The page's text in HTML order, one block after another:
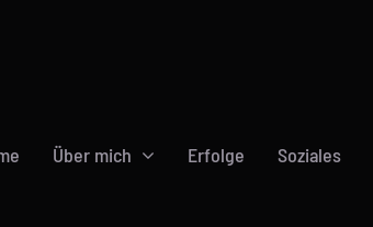
Über mich Erfolge Soziales